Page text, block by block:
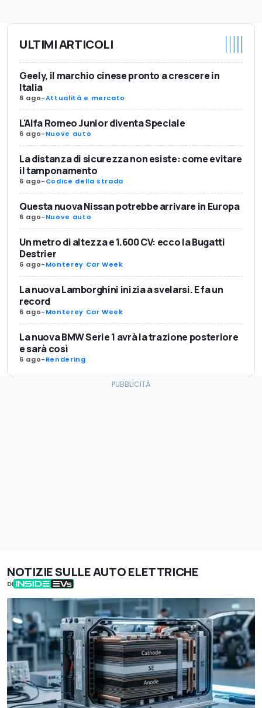
ULTIMI ARTICOLI
Geely, il marchio cinese pronto a crescere in
Italia
6 ago-Attualità e mercato
L'Alfa Romeo Junior diventa Speciale
6 ago-Nuove auto
La distanza di sicurezza non esiste: come evitare
il tamponamento
6 ago-Codice della strada
Questa nuova Nissan potrebbe arrivare in Europa
6 ago-Nuove auto
Un metro di altezza e 1.600 CV: ecco la Bugatti
Destrier
6 ago-Monterey Car Week
La nuova Lamborghini inizia a svelarsi. E fa un
record
6 ago-Monterey Car Week
La nuova BMW Serie 1 avrà la trazione posteriore
e sarà così
6 ago-Rendering
NOTIZIE SULLE AUTO ELETTRICHE
DI